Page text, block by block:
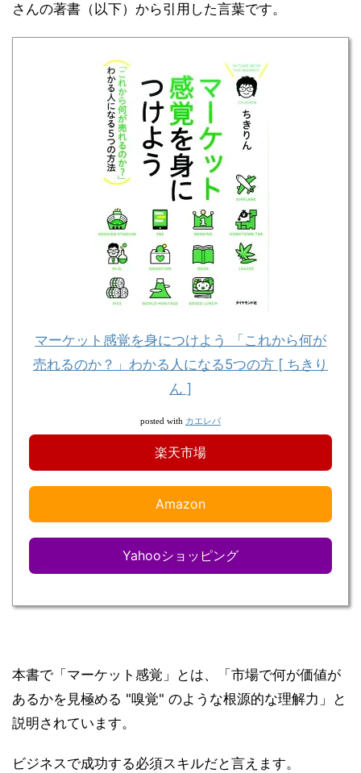
さんの著書（以下）から引用した言葉です。
マーケット感覚を身につけよう 「これから何が
売れるのか？」わかる人になる5つの方 [ ちきり
ん ]
posted with カエレバ
楽天市場
Amazon
Yahooショッピング
本書で「マーケット感覚」とは、「市場で何が価値が
あるかを見極める "嗅覚" のような根源的な理解力」と
説明されています。
ビジネスで成功する必須スキルだと言えます。